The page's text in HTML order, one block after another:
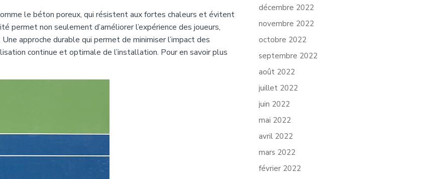
le béton poreux, qui résistent aux fortes chaleurs et évitent
permet non seulement d’améliorer l’expérience des joueurs,
approche durable qui permet de minimiser l’impact des
continue et optimale de l’installation. Pour en savoir plus
décembre 2022
novembre 2022
octobre 2022
septembre 2022
août 2022
juillet 2022
juin 2022
mai 2022
avril 2022
mars 2022
février 2022